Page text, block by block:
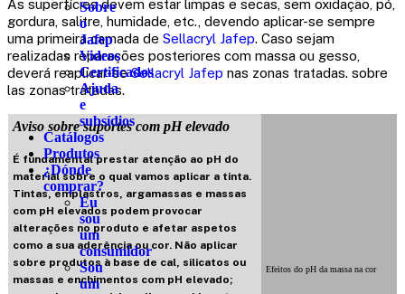
Sobre
o
Jafep
Videos
Certificados
Ajuda
e
subsídios
Catálogos
Produtos
¿Dónde
comprar?
Eu
sou
um
consumidor
Sou
um
As superfícies devem estar limpas e secas, sem oxidação, pó,
gordura, salitre, humidade, etc., devendo aplicar-se sempre
uma primeira camada de Sellacryl Jafep. Caso sejam
realizadas reparações posteriores com massa ou gesso,
deverá reaplicar-seSellacryl Jafep nas zonas tratadas. sobre
las zonas tratadas.
Aviso sobre suportes com pH elevado
É fundamental prestar atenção ao pH do
material sobre o qual vamos aplicar a tinta.
Tintas, emplastros, argamassas e massas
com pH elevados podem provocar
alterações no produto e afetar aspetos
como a sua aderência ou cor. Não aplicar
sobre produtos à base de cal, silicatos ou
massas e enchimentos com pH elevado;
Efeitos do pH da massa na cor